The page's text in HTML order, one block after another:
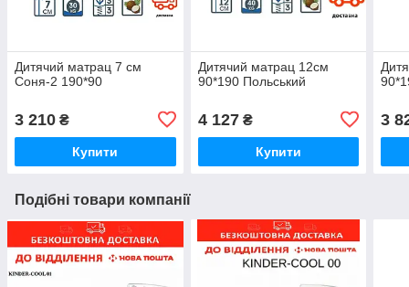
Дитячий матрац 7 см
Соня-2 190*90
3 210 ₴
Купити
Дитячий матрац 12см
90*190 Польський
4 127₴
Купити
3
Подібні товари компанії